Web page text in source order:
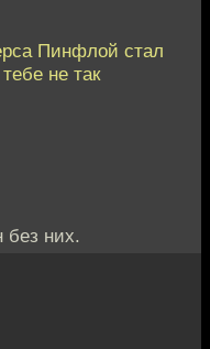
Пинфлой стал
не так
без них.